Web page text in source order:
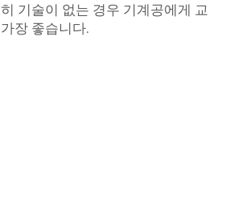
기술이 없는 경우 기계공에게 교
장 좋습니다.